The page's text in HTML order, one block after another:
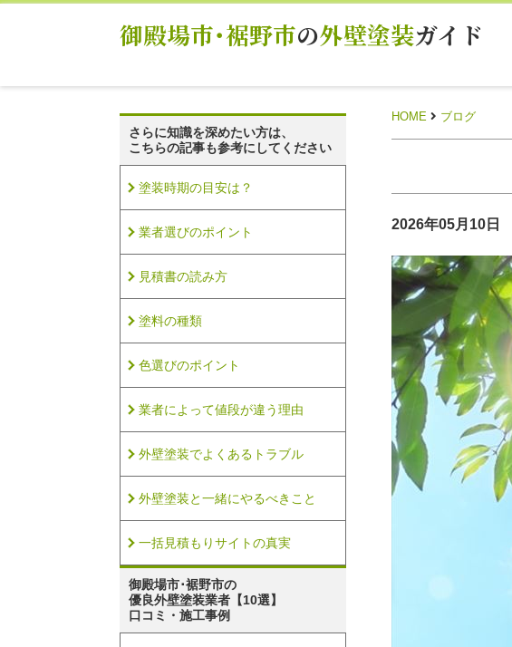
御殿場市･裾野市の外壁塗装ガイド
HOME ブログ
2026年05月10日
さらに知識を深めたい方は、
こちらの記事も参考にしてください
塗装時期の目安は？
業者選びのポイント
見積書の読み方
塗料の種類
色選びのポイント
業者によって値段が違う理由
外壁塗装でよくあるトラブル
外壁塗装と一緒にやるべきこと
一括見積もりサイトの真実
御殿場市･裾野市の
優良外壁塗装業者【10選】
口コミ・施工事例